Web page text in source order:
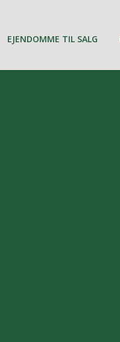
EJENDOMME TIL SALG